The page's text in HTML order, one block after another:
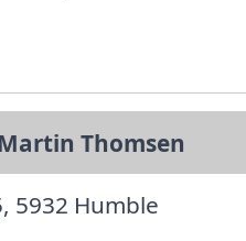
Thomsen
5932 Humble